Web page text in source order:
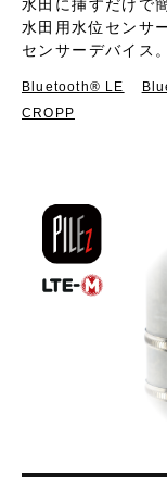
水田に挿すだけで
水田用水位センサ
センサーデバイス。
Bluetooth®︎ LE
CROPP